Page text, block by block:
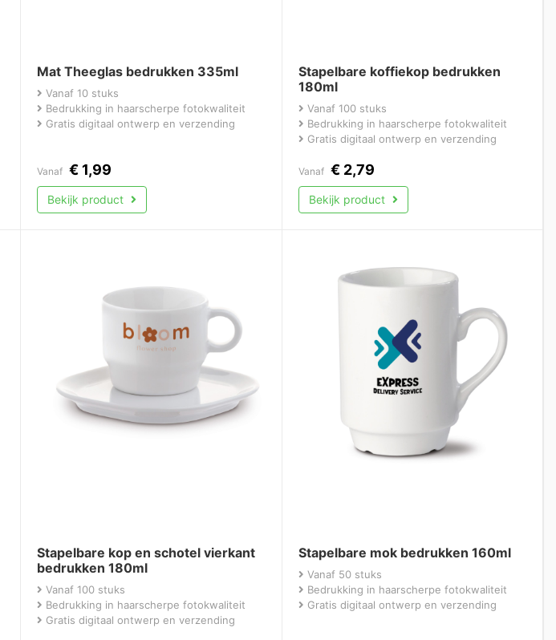
Mat Theeglas bedrukken 335ml
Vanaf 10 stuks
Bedrukking in haarscherpe fotokwaliteit
Gratis digitaal ontwerp en verzending
Vanaf € 1,99
Bekijk product
Stapelbare koffiekop bedrukken
180ml
Vanaf 100 stuks
Bedrukking in haarscherpe fotokwaliteit
Gratis digitaal ontwerp en verzending
Vanaf €2,79
Bekijk product
Stapelbare kop en schotel vierkant
bedrukken 180ml
Vanaf 100 stuks
Bedrukking in haarscherpe fotokwaliteit
Gratis digitaal ontwerp en verzending
Stapelbare mok bedrukken 160ml
Vanaf 50 stuks
Bedrukking in haarscherpe fotokwaliteit
Gratis digitaal ontwerp en verzending